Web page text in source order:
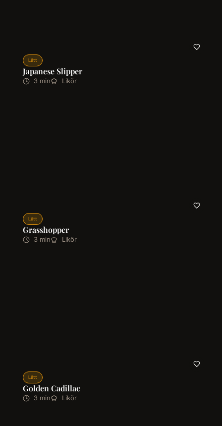
Lätt
Japanese Slipper
3 min Likör
Lätt
Grasshopper
3 min Likör
Lätt
Golden Cadillac
3 min Likör